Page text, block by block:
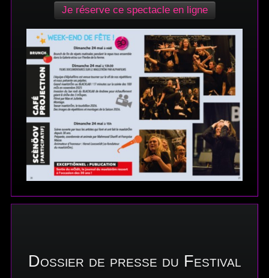
Je réserve ce spectacle en ligne
Dossier de presse du Festival